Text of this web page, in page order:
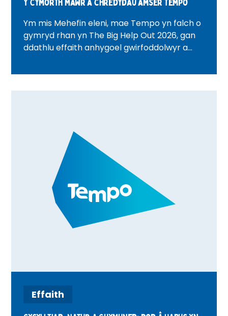
Y Cymorth Mawr a chredydau amser Tempo
Ym mis Mehefin eleni, mae Tempo yn falch o
gymryd rhan yn The Big Help Out 2026, gan
ddathlu effaith anhygoel gwirfoddolwyr a
a gweithgareddau lles i deithiau cerdded
gwirfoddoli drwy Gredydau Amser.
Darganfyddwch beth sy'n digwydd yn eich
ardal chi a sut y gallwch chi gymryd rhan.
Effaith